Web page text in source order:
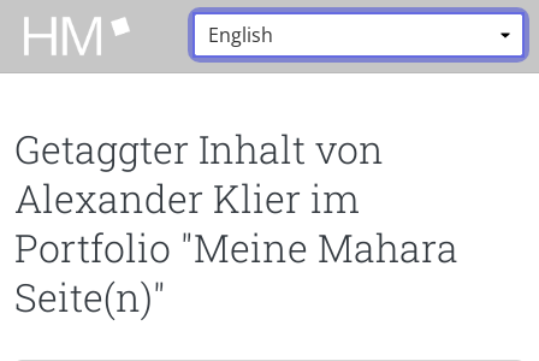
Zum Hauptinhalt zurückspringen
Sprache:
Getaggter Inhalt von
Alexander Klier im
Portfolio "Meine Mahara
Seite(n)"